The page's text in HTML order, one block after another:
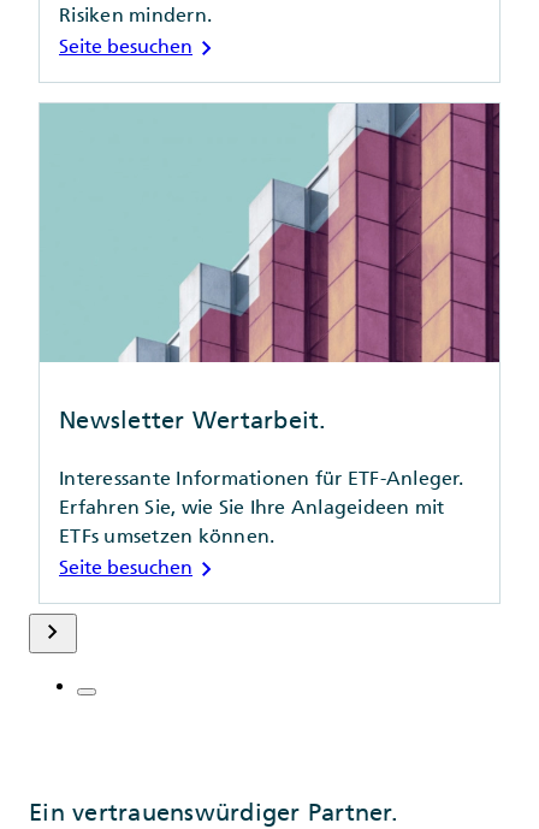
Risiken mindern.
Seite besuchen chevron_right
Newsletter Wertarbeit.
Interessante Informationen für ETF-Anleger.
Erfahren Sie, wie Sie Ihre Anlageideen mit
ETFs umsetzen können.
Seite besuchen chevron_right
keyboard_arrow_right
Ein vertrauenswürdiger Partner.